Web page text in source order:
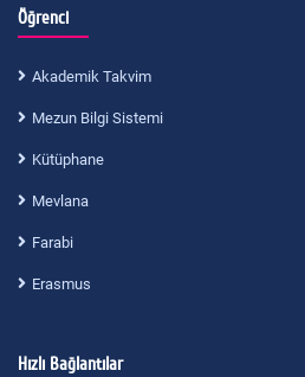
Öğrenci
Akademik Takvim
Mezun Bilgi Sistemi
Kütüphane
Mevlana
Farabi
Erasmus
Hızlı Bağlantılar